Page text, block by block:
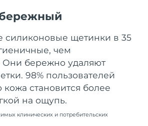
силиконовые щетинки в 35
чем
Они бережно удаляют
98% пользователей
кожа становится более
на ощупь.
клинических и потребительских
Ожидаемая дата доставки
Ожидаемая дата доставки
Ожидаемая дата доставки
10.08.2026
Ожидаемая дата доставки